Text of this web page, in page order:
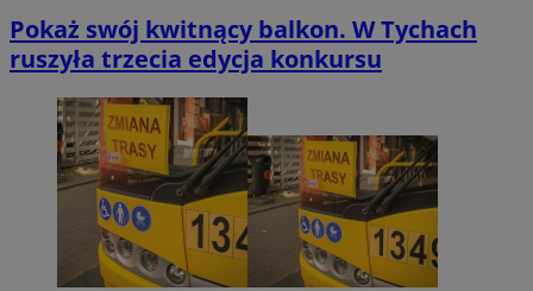
Pokaż swój kwitnący balkon. W Tychach
ruszyła trzecia edycja konkursu